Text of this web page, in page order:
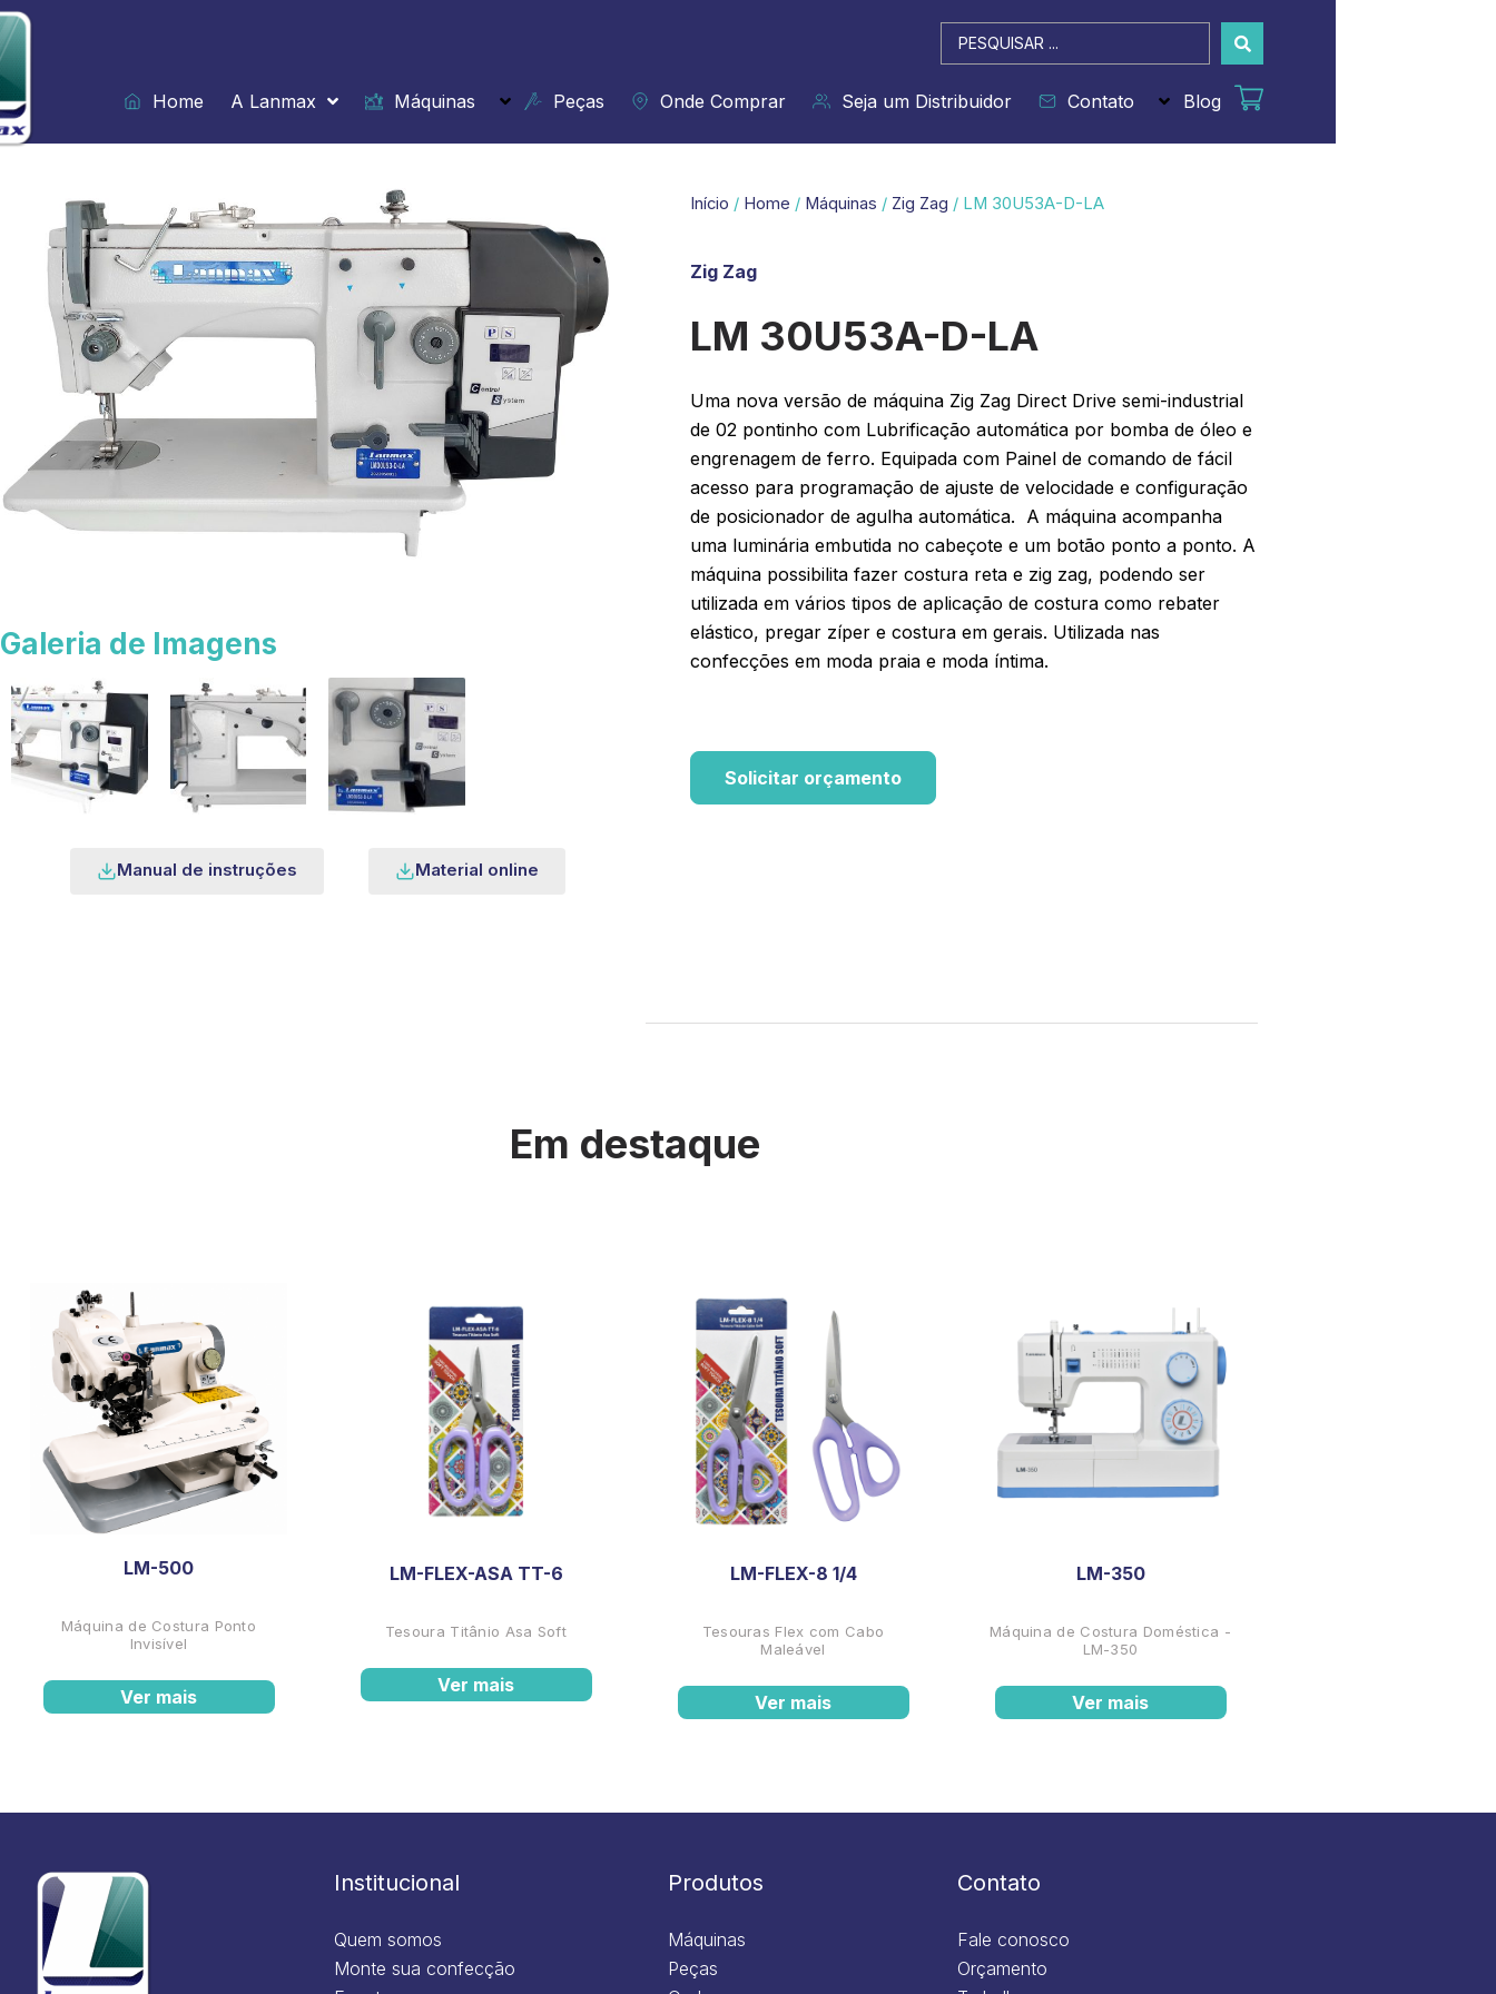
Ir
para
o
conteúdo
Pesquisar
...
Home
A Lanmax Máquinas Peças Onde Comprar Seja um Distribuidor Contato Blog
Galeria de Imagens
Manual de instruções Material online
Início / Home / Máquinas / Zig Zag / LM 30U53A-D-LA
Zig Zag
LM 30U53A-D-LA
Uma nova versão de máquina Zig Zag Direct Drive semi-industrial
de 02 pontinho com Lubrificação automática por bomba de óleo e
engrenagem de ferro. Equipada com Painel de comando de fácil
acesso para programação de ajuste de velocidade e configuração
de posicionador de agulha automática. A máquina acompanha
uma luminária embutida no cabeçote e um botão ponto a ponto. A
máquina possibilita fazer costura reta e zig zag, podendo ser
utilizada em vários tipos de aplicação de costura como rebater
elástico, pregar zíper e costura em gerais. Utilizada nas
confecções em moda praia e moda íntima.
Solicitar orçamento
Em destaque
LM-500
Máquina de Costura Ponto
Invisível
Ver mais
LM-FLEX-ASA TT-6
Tesoura Titânio Asa Soft
Ver mais
LM-FLEX-8 1/4
Tesouras Flex com Cabo
Maleável
Ver mais
LM-350
Máquina de Costura Doméstica -
LM-350
Ver mais
Institucional
Quem somos
Monte sua confecção
Produtos
Máquinas
Peças
Contato
Fale conosco
Orçamento